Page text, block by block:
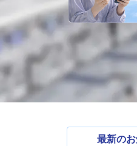
最新の